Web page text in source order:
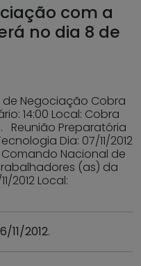
com a
no dia 8 de
de Negociação Cobra
14:00 Local: Cobra
Reunião Preparatória
Dia: 07/11/2012
Comando Nacional de
(as) da
2012 Local:
11/2012.